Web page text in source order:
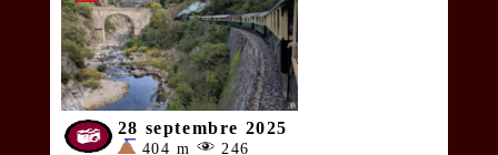
28 septembre 2025
404 m 246